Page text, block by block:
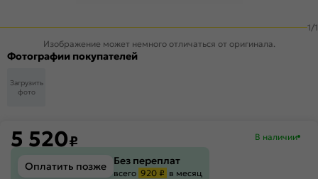
1/1
Изображение может немного отличаться от оригинала.
Фотографии покупателей
Загрузить
фото
5 520₽ В наличии
Оплатить позже Без переплат
всего 920 ₽ в месяц